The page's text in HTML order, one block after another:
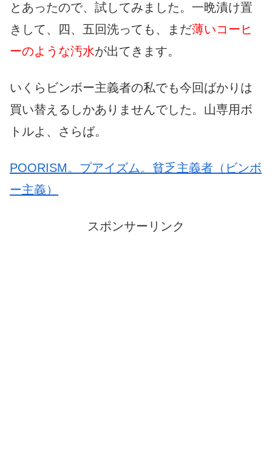
とあったので、試してみました。一晩漬け置
きして、四、五回洗っても、まだ薄いコーヒ
ーのような汚水が出てきます。
いくらビンボー主義者の私でも今回ばかりは
買い替えるしかありませんでした。山専用ボ
トルよ、さらば。
POORISM。プアイズム。貧乏主義者（ビンボ
ー主義）
スポンサーリンク